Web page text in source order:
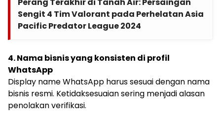
Sengit 4 Tim Valorant pada Perhelatan Asia
Pacific Predator League 2024
4. Nama bisnis yang konsisten di profil
WhatsApp
Display name WhatsApp harus sesuai dengan nama
bisnis resmi. Ketidaksesuaian sering menjadi alasan
penolakan verifikasi.